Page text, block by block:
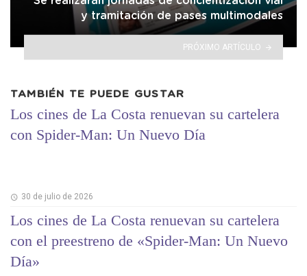
y tramitación de pases multimodales
PRÓXIMO ARTÍCULO
TAMBIÉN TE PUEDE GUSTAR
Los cines de La Costa renuevan su cartelera
con Spider-Man: Un Nuevo Día
30 de julio de 2026
Los cines de La Costa renuevan su cartelera
con el preestreno de «Spider-Man: Un Nuevo
Día»